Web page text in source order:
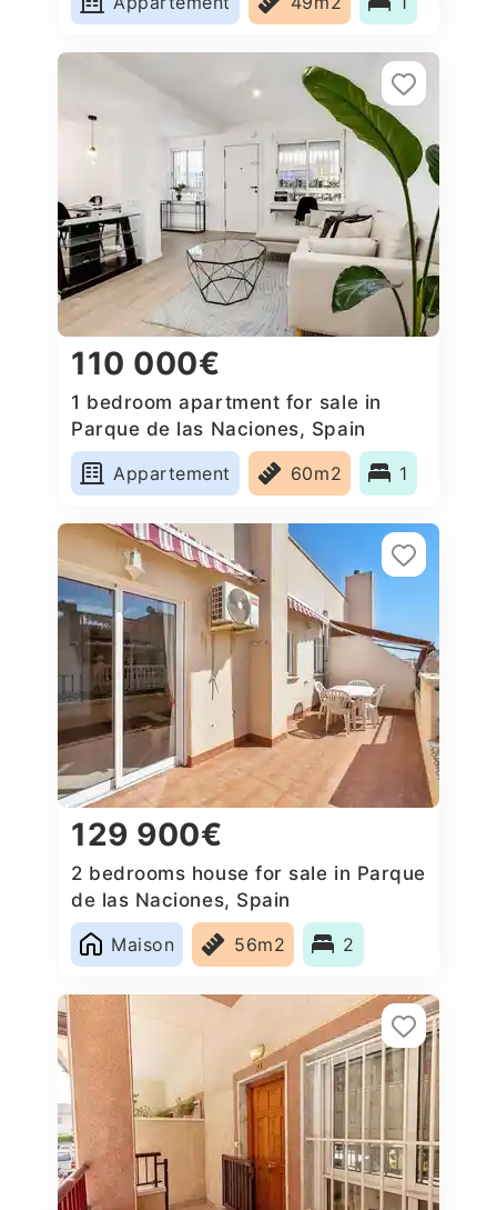
110 000€
1 bedroom apartment for sale in
Parque de las Naciones, Spain
Appartement
60m2 1
129 900€
2 bedrooms house for sale in Parque
de las Naciones, Spain
Maison
56m2 2